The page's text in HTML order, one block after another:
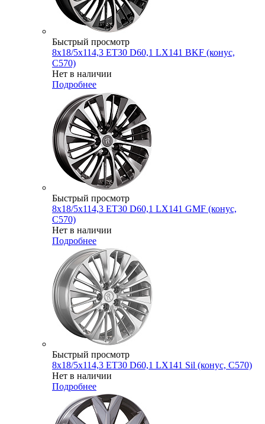
Быстрый просмотр
8x18/5x114,3 ET30 D60,1 LX141 BKF (конус,
C570)
Нет в наличии
Подробнее
Быстрый просмотр
8x18/5x114,3 ET30 D60,1 LX141 GMF (конус,
C570)
Нет в наличии
Подробнее
Быстрый просмотр
8x18/5x114,3 ET30 D60,1 LX141 Sil (конус, C570)
Нет в наличии
Подробнее